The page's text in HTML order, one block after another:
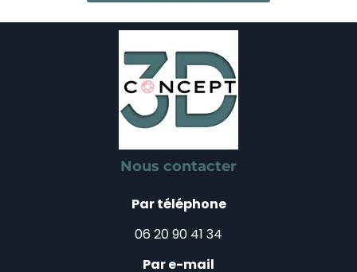
Nous contacter
Par téléphone
06 20 90 41 34
Par e-mail